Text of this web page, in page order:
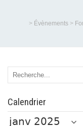
> Évènements >
Calendrier